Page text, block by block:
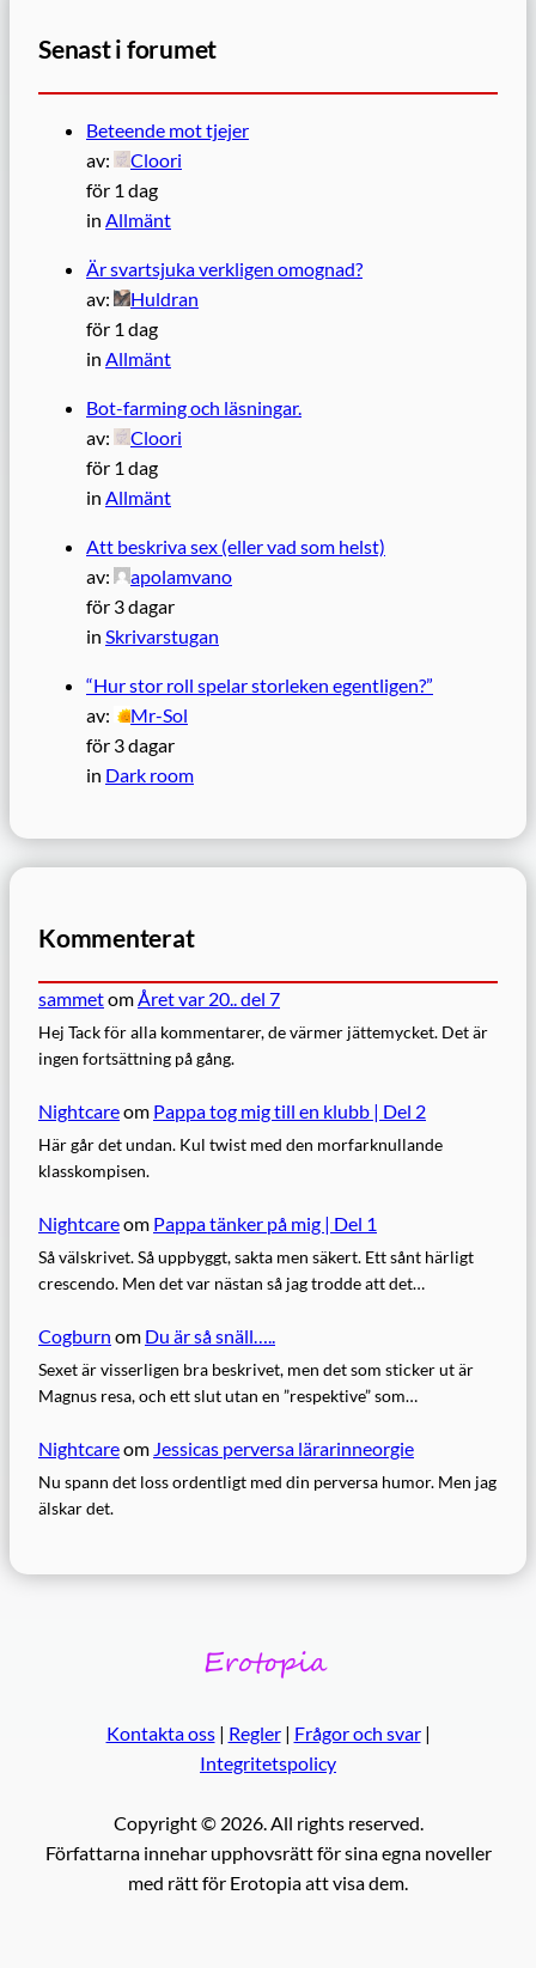
Senast i forumet
Beteende mot tjejer
av:
Cloori
för 1 dag
in Allmänt
Är svartsjuka verkligen omognad?
av:
Huldran
för 1 dag
in Allmänt
Bot-farming och läsningar.
av:
Cloori
för 1 dag
in Allmänt
Att beskriva sex (eller vad som helst)
av:
apolamvano
för 3 dagar
in Skrivarstugan
“Hur stor roll spelar storleken egentligen?”
av:
Mr-Sol
för 3 dagar
in Dark room
Kommenterat
sammetomÅret var 20.. del 7
Hej Tack för alla kommentarer, de värmer jättemycket. Det är
ingen fortsättning på gång.
Nightcareom Pappa tog mig till en klubb | Del 2
Här går det undan. Kul twist med den morfarknullande
klasskompisen.
Nightcareom Pappa tänker på mig | Del 1
Så välskrivet. Så uppbyggt, sakta men säkert. Ett sånt härligt
crescendo. Men det var nästan så jag trodde att det…
Cogburn om Du är så snäll…..
Sexet är visserligen bra beskrivet, men det som sticker ut är
Magnus resa, och ett slut utan en ”respektive” som…
Nightcareom Jessicas perversa lärarinneorgie
Nu spann det loss ordentligt med din perversa humor. Men jag
älskar det.
Kontakta oss| Regler| Frågor och svar|
Integritetspolicy
Copyright © 2026. All rights reserved.
Författarna innehar upphovsrätt för sina egna noveller
med rätt för Erotopia att visa dem.